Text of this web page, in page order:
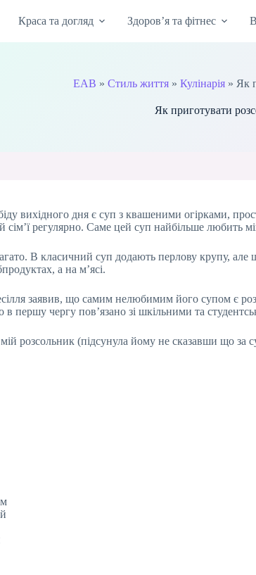
Краса та догляд Здоров’я та фітнес
EAB » Стиль життя» Кулінарія» Як
Як приготувати
вихідного дня є суп з квашеними огірками,
сім’ї регулярно. Саме цей суп найбільше
В класичний суп додають перлову крупу,
а на м’ясі.
заявив, що самим нелюбимим його супом є
в першу чергу пов’язано зі шкільними та
розсольник (підсунула йому не сказавши що за